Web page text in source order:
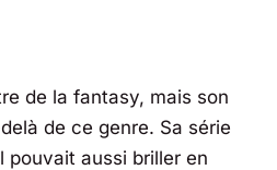
de la fantasy, mais son
de ce genre. Sa série
pouvait aussi briller en